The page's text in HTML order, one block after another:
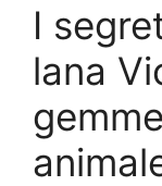
I
lana